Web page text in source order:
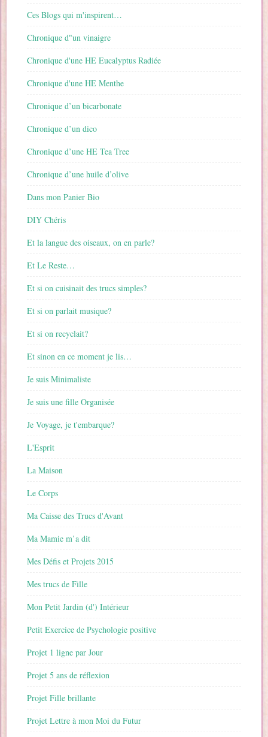
Ces Blogs qui m'inspirent…
Chronique d"un vinaigre
Chronique d'une HE Eucalyptus Radiée
Chronique d'une HE Menthe
Chronique d’un bicarbonate
Chronique d’un dico
Chronique d’une HE Tea Tree
Chronique d’une huile d’olive
Dans mon Panier Bio
DIY Chéris
Et la langue des oiseaux, on en parle?
Et Le Reste…
Et si on cuisinait des trucs simples?
Et si on parlait musique?
Et si on recyclait?
Et sinon en ce moment je lis…
Je suis Minimaliste
Je suis une fille Organisée
Je Voyage, je t'embarque?
L'Esprit
La Maison
Le Corps
Ma Caisse des Trucs d'Avant
Ma Mamie m’a dit
Mes Défis et Projets 2015
Mes trucs de Fille
Mon Petit Jardin (d') Intérieur
Petit Exercice de Psychologie positive
Projet 1 ligne par Jour
Projet 5 ans de réflexion
Projet Fille brillante
Projet Lettre à mon Moi du Futur